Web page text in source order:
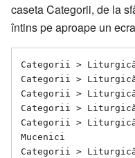
caseta Categorii, de la
întins pe aproape un
Categorii >
Categorii >
Categorii >
Categorii >
Categorii >
Mucenici
Categorii >